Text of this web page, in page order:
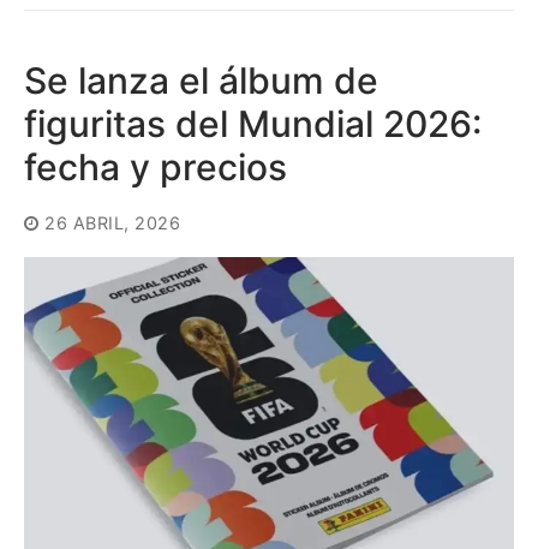
Se lanza el álbum de
figuritas del Mundial 2026:
fecha y precios
26 ABRIL, 2026